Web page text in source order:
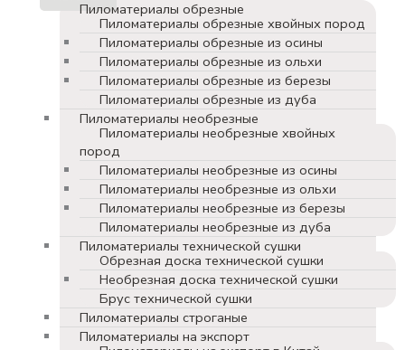
Пиломатериалы обрезные
Пиломатериалы обрезные хвойных пород
Пиломатериалы обрезные из осины
Пиломатериалы обрезные из ольхи
Пиломатериалы обрезные из березы
Пиломатериалы обрезные из дуба
Пиломатериалы необрезные
Пиломатериалы необрезные хвойных
пород
Пиломатериалы необрезные из осины
Пиломатериалы необрезные из ольхи
Пиломатериалы необрезные из березы
Пиломатериалы необрезные из дуба
Пиломатериалы технической сушки
Обрезная доска технической сушки
Необрезная доска технической сушки
Брус технической сушки
Пиломатериалы строганые
Пиломатериалы на экспорт